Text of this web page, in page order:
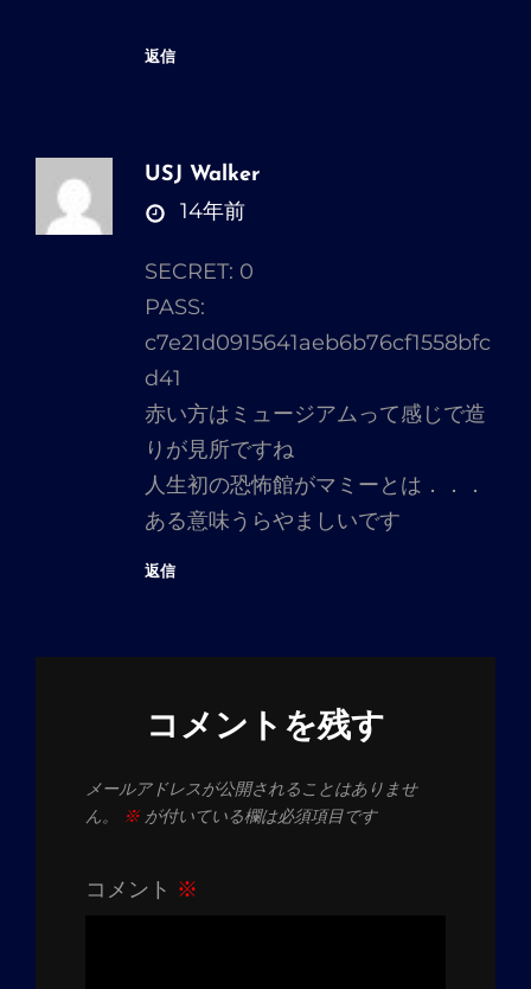
返信
USJ Walker
さ
の
発
言:
14年前
SECRET: 0
PASS:
c7e21d0915641aeb6b76cf1558bfc
d41
赤い方はミュージアムって感じで造
りが見所ですね
人生初の恐怖館がマミーとは．．．
ある意味うらやましいです
返信
コメントを残す
メールアドレスが公開されることはありませ
ん。
※が付いている欄は必須項目です
コメント ※